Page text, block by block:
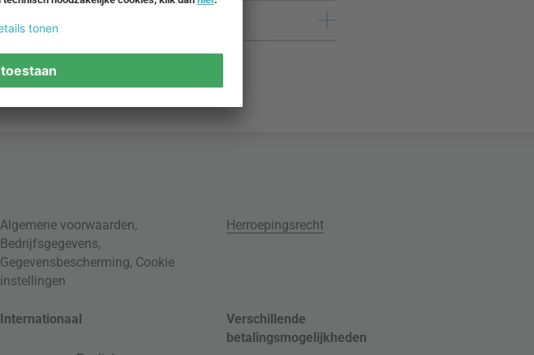
Algemene voorwaarden,
Bedrijfsgegevens,
Gegevensbescherming, Cookie
instellingen
Herroepingsrecht
Internationaal
Verschillende
betalingsmogelijkheden